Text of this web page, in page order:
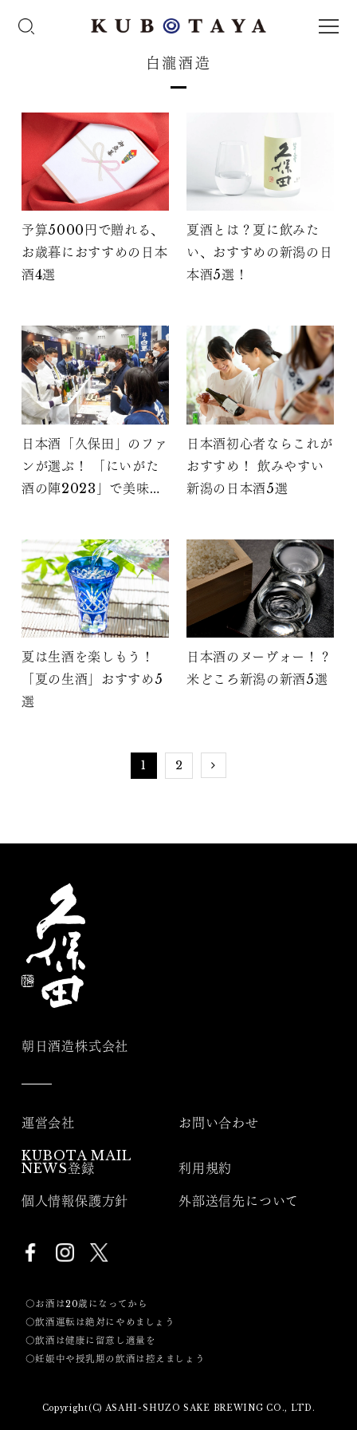
白瀧酒造
予算5000円で贈れる、
お歳暮におすすめの日本
酒4選
夏酒とは？夏に飲みた
い、おすすめの新潟の日
本酒5選！
日本酒「久保田」のファ
ンが選ぶ！ 「にいがた
酒の陣2023」で美味し
日本酒初心者ならこれが
おすすめ！ 飲みやすい
新潟の日本酒5選
夏は生酒を楽しもう！
「夏の生酒」おすすめ5
選
日本酒のヌーヴォー！？
米どころ新潟の新酒5選
1 2
朝日酒造株式会社
運営会社 お問い合わせ
KUBOTA MAIL
NEWS登録
利用規約
個人情報保護方針 外部送信先について
〇お酒は20歳になってから
〇飲酒運転は絶対にやめましょう
〇飲酒は健康に留意し適量を
〇妊娠中や授乳期の飲酒は控えましょう
Copyright(C) ASAHI-SHUZO SAKE BREWING CO., LTD.